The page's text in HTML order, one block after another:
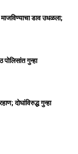
डाव उधळला;
पोलिसांत गुन्हा
दोघांविरुद्ध गुन्हा